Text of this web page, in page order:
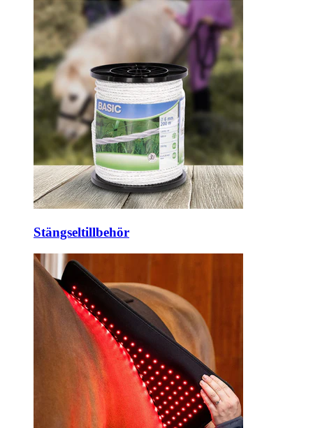
Stängseltillbehör